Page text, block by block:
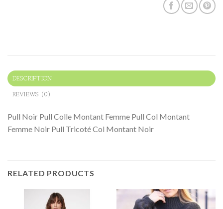
DESCRIPTION
REVIEWS (0)
Pull Noir Pull Colle Montant Femme Pull Col Montant
Femme Noir Pull Tricoté Col Montant Noir
RELATED PRODUCTS